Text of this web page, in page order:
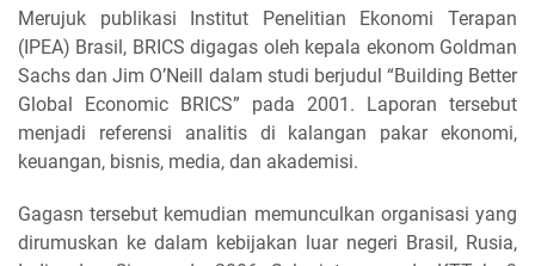
Merujuk publikasi Institut Penelitian Ekonomi Terapan
(IPEA) Brasil, BRICS digagas oleh kepala ekonom Goldman
Sachs dan Jim O’Neill dalam studi berjudul “Building Better
Global Economic BRICS” pada 2001. Laporan tersebut
menjadi referensi analitis di kalangan pakar ekonomi,
keuangan, bisnis, media, dan akademisi.
Gagasn tersebut kemudian memunculkan organisasi yang
dirumuskan ke dalam kebijakan luar negeri Brasil, Rusia,